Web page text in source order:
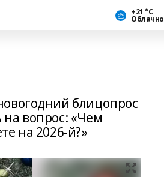
+21 °С
Облачно
блицопрос
вопрос: «Чем
на 2026-й?»